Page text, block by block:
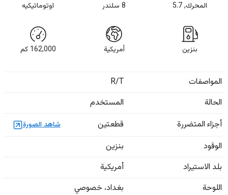
المحرك, 5.7 8 سلندر اوتوماتيكيه
بنزين أمريكية 162,000 كم
المواصفات
R/T
الحالة
المستخدم
أجزاء المتضررة
قطعتين شاهد الصورة
الوقود
بنزين
بلد الاستيراد
أمريكية
اللوحة
بغداد، خصوصي